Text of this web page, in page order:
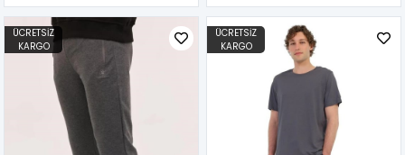
ÜCRETSIZ
KARGO
ÜCRETSIZ
KARGO